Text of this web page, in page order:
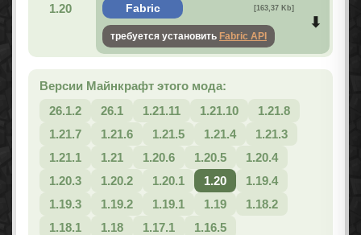
1.20 Fabric [163,37 Kb]
требуется установить Fabric API
Версии Майнкрафт этого мода:
26.1.2
26.1 1.21.11 1.21.10
1.21.8
1.21.7
1.21.6 1.21.5 1.21.4
1.21.3
1.21.1
1.21 1.20.6 1.20.5
1.20.4
1.20.3
1.20.2 1.20.1 1.20
1.19.4
1.19.3
1.19.2 1.19.1 1.19
1.18.2
1.18.1
1.18 1.17.1 1.16.5